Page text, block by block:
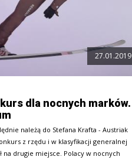
27.01.2019
dla nocnych marków.
należą do Stefana Krafta - Austriak
z rzędu i w klasyfikacji generalnej
na drugie miejsce. Polacy w nocnych